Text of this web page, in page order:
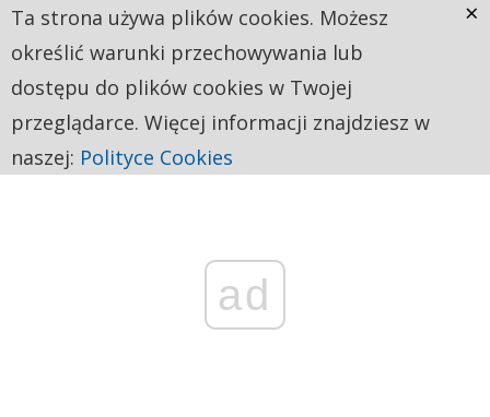
ad
Ta strona używa plików cookies. Możesz
określić warunki przechowywania lub
dostępu do plików cookies w Twojej
przeglądarce. Więcej informacji znajdziesz w
naszej: Polityce Cookies
×